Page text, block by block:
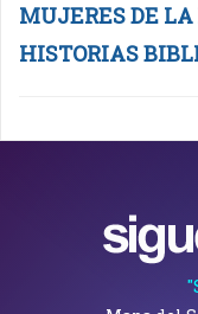
MUJERES DE
HISTORIAS